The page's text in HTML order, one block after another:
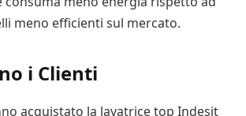
meno efficienti sul mercato.
i Clienti
acquistato la lavatrice top Indesit